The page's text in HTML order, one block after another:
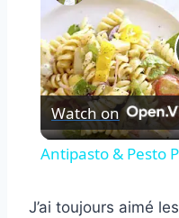
Watch on
Antipasto & Pesto
J’ai toujours aimé